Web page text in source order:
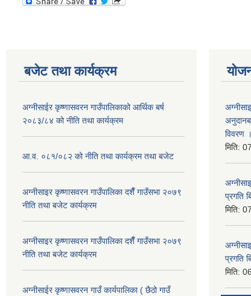
बजेट तथा कार्यक्रम
अग्नीसाईर कृष्णासवरन गाउँपालिकाको आर्थिक बर्ष
२०८३/८४ को नीति तथा कार्यक्रम
आ.व. ०८१/०८२ को नीति तथा कार्यक्रम तथा बजेट
अग्नीसाइर कृष्णासवरन गाउँपालिका दशैँ गाउँसभा २०७९
नीति तथा बजेट कार्यक्रम
अग्नीसाइर कृष्णासवरन गाउँपालिका दशैँ गाउँसभा २०७९
नीति तथा बजेट कार्यक्रम
अग्नीसाईर कृष्णासवरन गाउँ कार्यपालिका ( छैठो गाउँ
विवरण ।
मिति:
प्रगति
मिति:
प्रगति
मिति: